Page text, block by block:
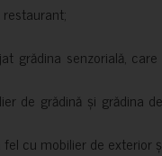
grădina senzorială,
de grădină și grădina
cu mobilier de exterior